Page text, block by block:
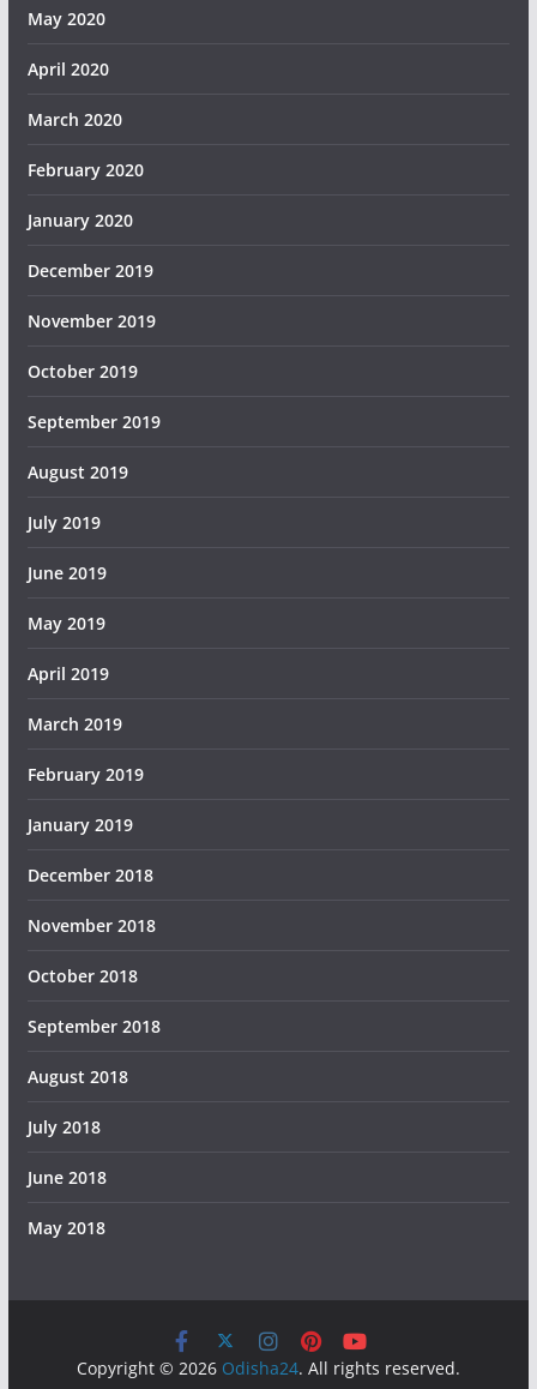
May 2020
April 2020
March 2020
February 2020
January 2020
December 2019
November 2019
October 2019
September 2019
August 2019
July 2019
June 2019
May 2019
April 2019
March 2019
February 2019
January 2019
December 2018
November 2018
October 2018
September 2018
August 2018
July 2018
June 2018
May 2018
Copyright © 2026 Odisha24. All rights reserved.